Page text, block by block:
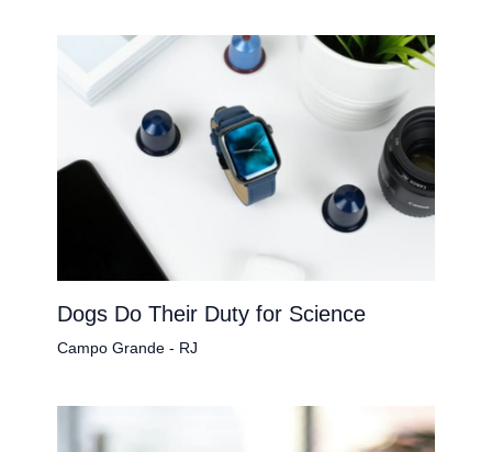
Dogs Do Their Duty for Science
Campo Grande - RJ